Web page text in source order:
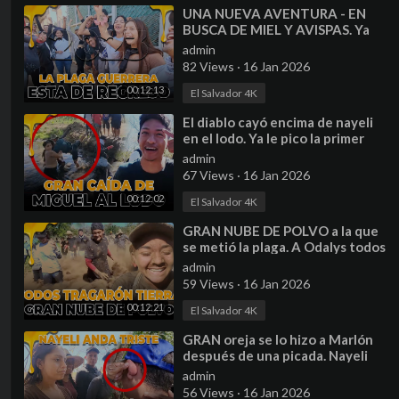
00:12:13
⁣UNA NUEVA AVENTURA - EN
BUSCA DE MIEL Y AVISPAS. Ya
no veremos a Henry en los
videos.
admin
82 Views · 16 Jan 2026
El Salvador 4K
00:12:02
⁣El diablo cayó encima de nayeli
en el lodo. Ya le pico la primer
Avispa a Miguel
admin
67 Views · 16 Jan 2026
El Salvador 4K
00:12:21
⁣GRAN NUBE DE POLVO a la que
se metió la plaga. A Odalys todos
le pasaron encima, no le fue
nada bien
admin
59 Views · 16 Jan 2026
El Salvador 4K
⁣GRAN oreja se lo hizo a Marlón
después de una picada. Nayeli
dice andar triste por esta razón.
admin
56 Views · 16 Jan 2026